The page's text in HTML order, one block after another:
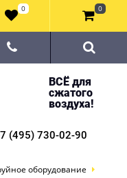
ВСЁ для
сжатого
воздуха!
(495) 730-02-90
оборудование
0 0